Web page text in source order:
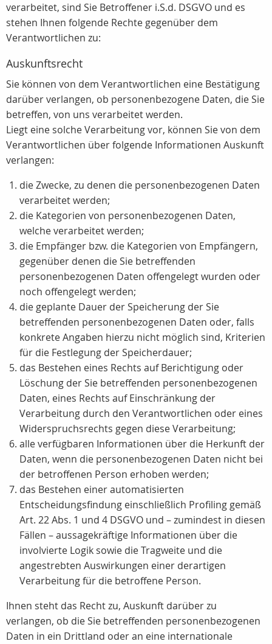
verarbeitet, sind Sie Betroffener i.S.d. DSGVO und es
stehen Ihnen folgende Rechte gegenüber dem
Verantwortlichen zu:
Auskunftsrecht
Sie können von dem Verantwortlichen eine Bestätigung
darüber verlangen, ob personenbezogene Daten, die Sie
betreffen, von uns verarbeitet werden.
Liegt eine solche Verarbeitung vor, können Sie von dem
Verantwortlichen über folgende Informationen Auskunft
verlangen:
die Zwecke, zu denen die personenbezogenen Daten
verarbeitet werden;
die Kategorien von personenbezogenen Daten,
welche verarbeitet werden;
die Empfänger bzw. die Kategorien von Empfängern,
gegenüber denen die Sie betreffenden
personenbezogenen Daten offengelegt wurden oder
noch offengelegt werden;
die geplante Dauer der Speicherung der Sie
betreffenden personenbezogenen Daten oder, falls
konkrete Angaben hierzu nicht möglich sind, Kriterien
für die Festlegung der Speicherdauer;
das Bestehen eines Rechts auf Berichtigung oder
Löschung der Sie betreffenden personenbezogenen
Daten, eines Rechts auf Einschränkung der
Verarbeitung durch den Verantwortlichen oder eines
Widerspruchsrechts gegen diese Verarbeitung;
alle verfügbaren Informationen über die Herkunft der
Daten, wenn die personenbezogenen Daten nicht bei
der betroffenen Person erhoben werden;
das Bestehen einer automatisierten
Entscheidungsfindung einschließlich Profiling gemäß
Art. 22 Abs. 1 und 4 DSGVO und – zumindest in diesen
Fällen – aussagekräftige Informationen über die
involvierte Logik sowie die Tragweite und die
angestrebten Auswirkungen einer derartigen
Verarbeitung für die betroffene Person.
Ihnen steht das Recht zu, Auskunft darüber zu
verlangen, ob die Sie betreffenden personenbezogenen
Daten in ein Drittland oder an eine internationale